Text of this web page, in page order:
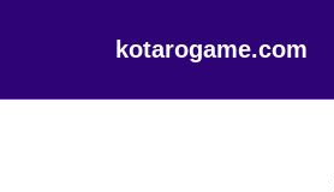
kotarogame.com